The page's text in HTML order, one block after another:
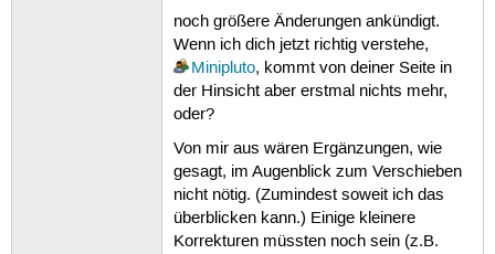
noch größere Änderungen ankündigt.
Wenn ich dich jetzt richtig verstehe,
Minipluto, kommt von deiner Seite in
der Hinsicht aber erstmal nichts mehr,
oder?
Von mir aus wären Ergänzungen, wie
gesagt, im Augenblick zum Verschieben
nicht nötig. (Zumindest soweit ich das
überblicken kann.) Einige kleinere
Korrekturen müssten noch sein (z.B.